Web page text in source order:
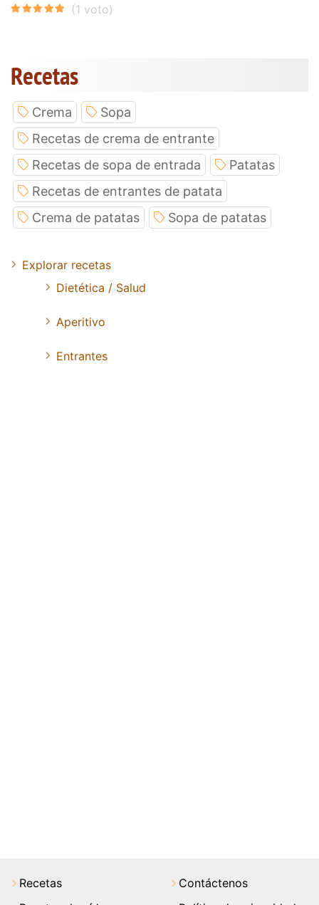
Recetas
Crema
Sopa
Recetas de crema de entrante
Recetas de sopa de entrada
Patatas
Recetas de entrantes de patata
Crema de patatas
Sopa de patatas
Explorar recetas
Dietética / Salud
Aperitivo
Entrantes
Recetas
Contáctenos